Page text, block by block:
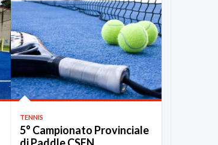
TENNIS
5° Campionato Provinciale
di Paddle CSEN